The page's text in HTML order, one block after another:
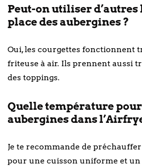
Peut-on utiliser d’autres
place des aubergines ?
Oui, les courgettes fonctionnent
friteuse à air. Ils prennent aussi
des toppings.
Quelle température
aubergines dans
Je te recommande de
pour une cuisson uniforme et